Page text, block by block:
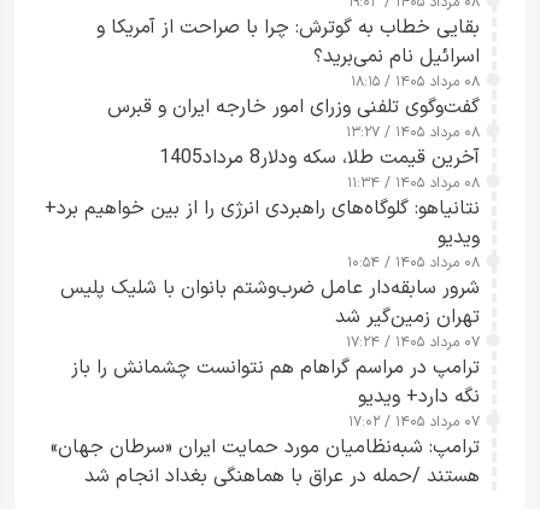
بقایی خطاب به گوترش: چرا با صراحت از آمریکا و
اسرائیل نام نمی‌برید؟
۰۸ مرداد ۱۴۰۵ / ۱۸:۱۵
گفت‌وگوی تلفنی وزرای امور خارجه ایران و قبرس
۰۸ مرداد ۱۴۰۵ / ۱۳:۲۷
آخرین قیمت طلا، سکه ودلار8 مرداد1405
۰۸ مرداد ۱۴۰۵ / ۱۱:۳۴
نتانیاهو: گلوگاه‌های راهبردی انرژی را از بین خواهیم برد+
ویدیو
۰۸ مرداد ۱۴۰۵ / ۱۰:۵۴
شرور سابقه‌دار عامل ضرب‌وشتم بانوان با شلیک پلیس
تهران زمین‌گیر شد
۰۷ مرداد ۱۴۰۵ / ۱۷:۲۴
ترامپ در مراسم گراهام هم نتوانست چشمانش را باز
نگه دارد+ ویدیو
۰۷ مرداد ۱۴۰۵ / ۱۷:۰۲
ترامپ: شبه‌نظامیان مورد حمایت ایران «سرطان جهان»
هستند /حمله در عراق با هماهنگی بغداد انجام شد